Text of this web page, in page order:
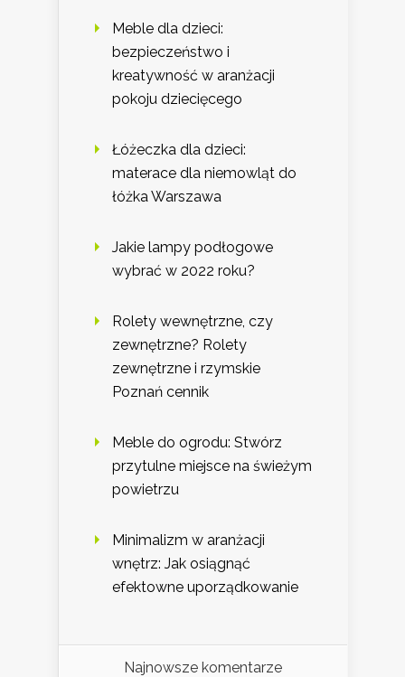
Meble dla dzieci:
bezpieczeństwo i
kreatywność w aranżacji
pokoju dziecięcego
Łóżeczka dla dzieci:
materace dla niemowląt do
łóżka Warszawa
Jakie lampy podłogowe
wybrać w 2022 roku?
Rolety wewnętrzne, czy
zewnętrzne? Rolety
zewnętrzne i rzymskie
Poznań cennik
Meble do ogrodu: Stwórz
przytulne miejsce na świeżym
powietrzu
Minimalizm w aranżacji
wnętrz: Jak osiągnąć
efektowne uporządkowanie
Najnowsze komentarze